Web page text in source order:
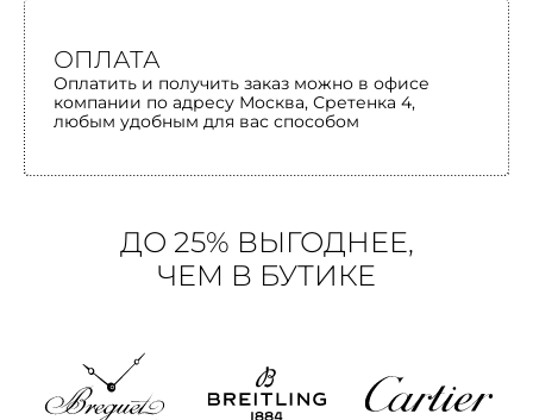
ОПЛАТА
Оплатить и получить заказ можно в офисе
компании по адресу Москва, Сретенка 4,
любым удобным для вас способом
ДО 25% ВЫГОДНЕЕ,
ЧЕМ В БУТИКЕ